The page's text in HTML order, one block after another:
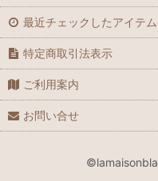
最近チェックしたアイテム
特定商取引法表示
ご利用案内
お問い合せ